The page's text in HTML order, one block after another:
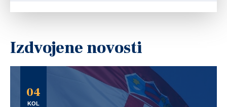
Izdvojene novosti
04
KOL